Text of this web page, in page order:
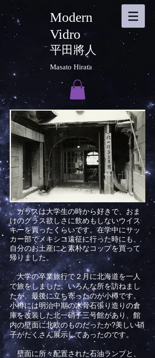
Modern
Vidro
平田將人
Masato Hirata
ガラスは大学生の時から好きで、おま
けのグラス欲しさに飲めもしないウイス
キーを買ったくらいです。在学中にサッ
カー部でメキシコ遠征に行った時にも、
自分のお土産にと素朴なコップを買って
帰りました。
大学の卒業旅行で２月に北海道を一人
で旅をしました。いろんな所を訪ねまし
たが、最後に立ち寄ったのが小樽です。
小樽には明治中期の木骨石張り造りの倉
庫を改装した北一硝子三号館があり、館
内の壁面に北欧のものだったか?美しい硝
子がたくさん展示してあったのです。
壁面に所々配置された石油ランプと、